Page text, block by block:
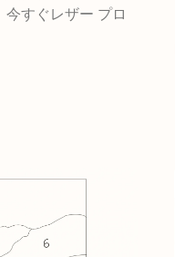
すぐレザー プロ